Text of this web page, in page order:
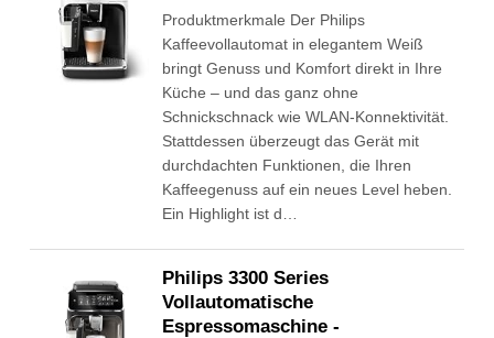
Produktmerkmale Der Philips
Kaffeevollautomat in elegantem Weiß
bringt Genuss und Komfort direkt in Ihre
Küche – und das ganz ohne
Schnickschnack wie WLAN-Konnektivität.
Stattdessen überzeugt das Gerät mit
durchdachten Funktionen, die Ihren
Kaffeegenuss auf ein neues Level heben.
Ein Highlight ist d…
Philips 3300 Series
Vollautomatische
Espressomaschine -